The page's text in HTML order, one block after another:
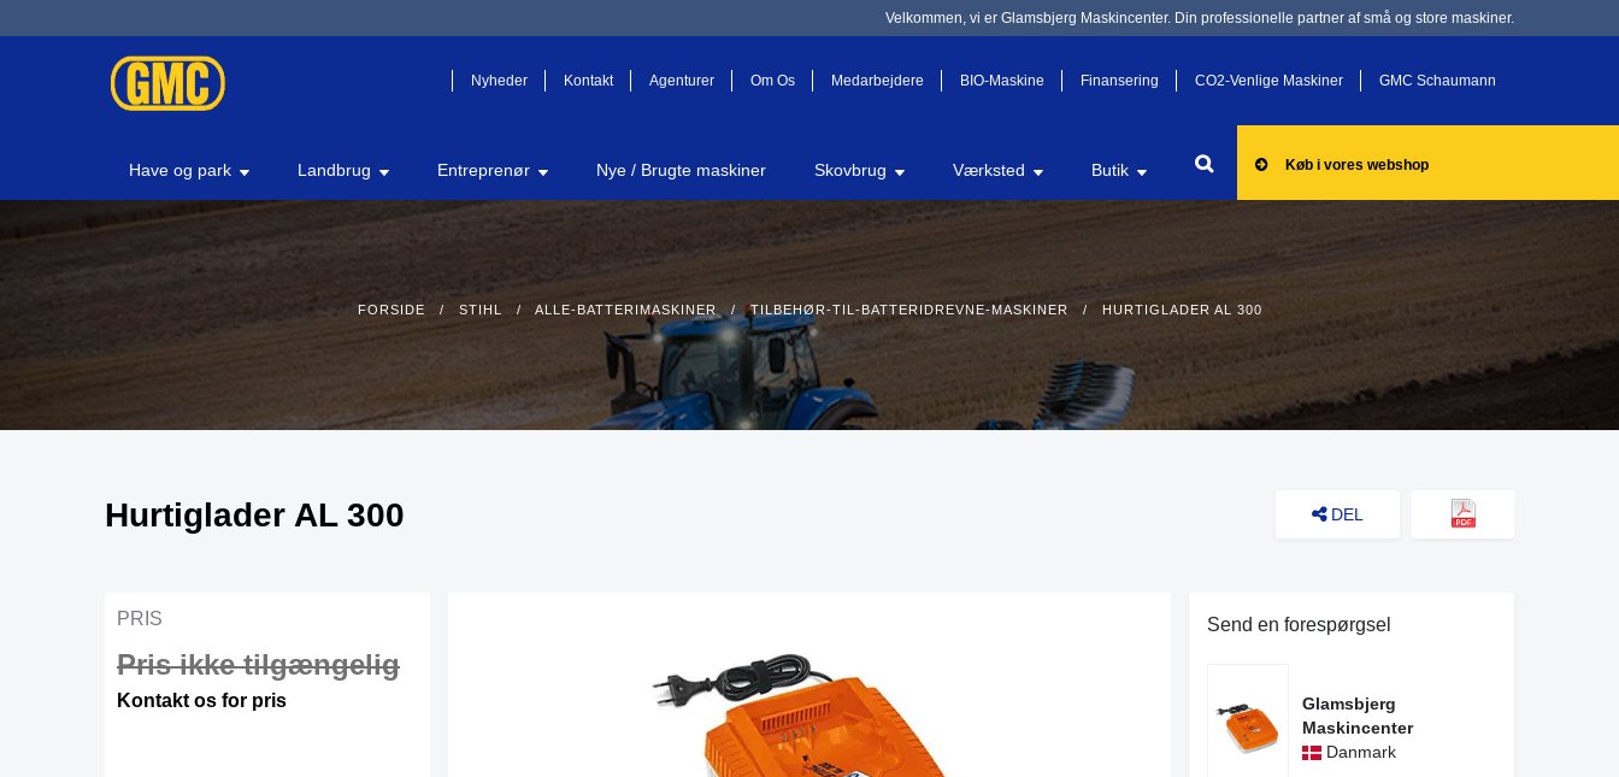
Velkommen, vi er Glamsbjerg Maskincenter. Din professionelle partner af små og store maskiner.
Nyheder Kontakt Agenturer Om Os Medarbejdere BIO-Maskine Finansering CO2-Venlige Maskiner GMC Schaumann
Have og park Landbrug Entreprenør Nye / Brugte maskiner Skovbrug Værksted Butik Køb i vores webshop
FORSIDE / STIHL / ALLE-BATTERIMASKINER /TILBEHØR-TIL-BATTERIDREVNE-MASKINER / HURTIGLADER AL 300
Hurtiglader AL 300 DEL
PRIS
Pris ikke tilgængelig
Kontakt os for pris
Send en forespørgsel
Glamsbjerg
Maskincenter
Danmark